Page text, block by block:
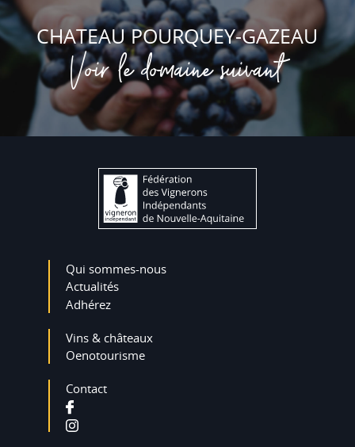
CHATEAU POURQUEY-GAZEAU
Voir le domaine suivant
Qui sommes-nous
Actualités
Adhérez
Vins & châteaux
Oenotourisme
Contact